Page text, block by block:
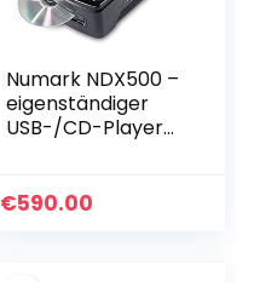
Numark NDX500 –
eigenständiger
USB-/CD-Player
berührungsempfin
€590.00